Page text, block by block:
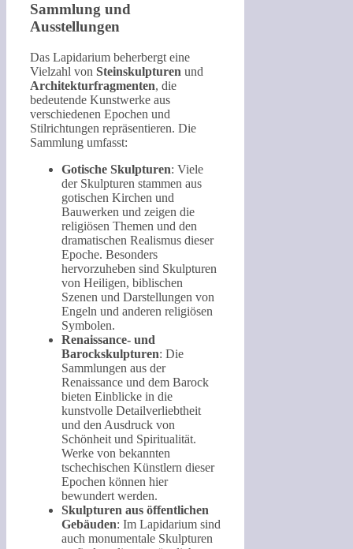
Sammlung und
Ausstellungen
Das Lapidarium beherbergt eine
Vielzahl von Steinskulpturen und
Architekturfragmenten, die
bedeutende Kunstwerke aus
verschiedenen Epochen und
Stilrichtungen repräsentieren. Die
Sammlung umfasst:
Gotische Skulpturen: Viele
der Skulpturen stammen aus
gotischen Kirchen und
Bauwerken und zeigen die
religiösen Themen und den
dramatischen Realismus dieser
Epoche. Besonders
hervorzuheben sind Skulpturen
von Heiligen, biblischen
Szenen und Darstellungen von
Engeln und anderen religiösen
Symbolen.
Renaissance- und
Barockskulpturen: Die
Sammlungen aus der
Renaissance und dem Barock
bieten Einblicke in die
kunstvolle Detailverliebtheit
und den Ausdruck von
Schönheit und Spiritualität.
Werke von bekannten
tschechischen Künstlern dieser
Epochen können hier
bewundert werden.
Skulpturen aus öffentlichen
Gebäuden: Im Lapidarium sind
auch monumentale Skulpturen